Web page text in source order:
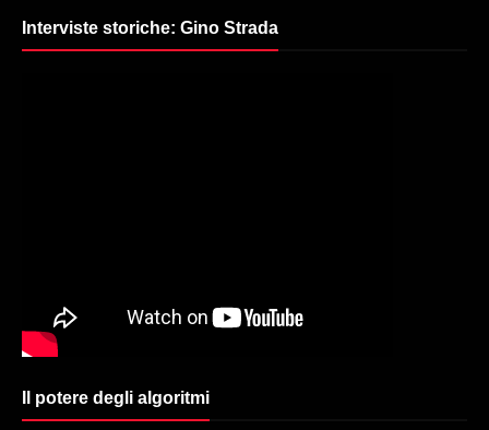
Interviste storiche: Gino Strada
Il potere degli algoritmi